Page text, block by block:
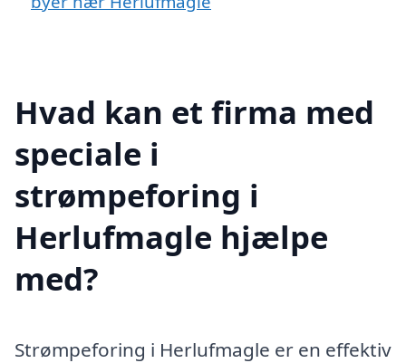
Hvad kan et firma med
speciale i
strømpeforing i
Herlufmagle hjælpe
med?
Strømpeforing i Herlufmagle er en effektiv